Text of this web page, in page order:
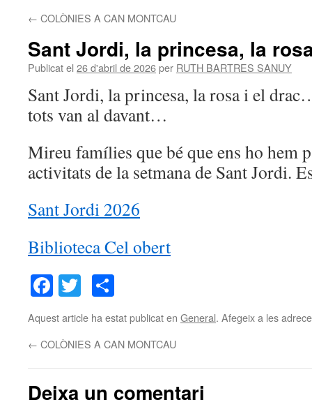
contingut
← COLÒNIES A CAN MONTCAU
Sant Jordi, la princesa, la
Publicat el 26 d'abril de 2026per RUTH BARTRES SANUY
Sant Jordi, la princesa, la rosa i el
tots van al davant…
Mireu famílies que bé que ens ho hem
activitats de la setmana de Sant Jordi.
Sant Jordi 2026
Biblioteca Cel obert
Facebook
Twitter
Aquest article ha estat publicat en General. Afegeix a les
← COLÒNIES A CAN MONTCAU
Deixa un comentari